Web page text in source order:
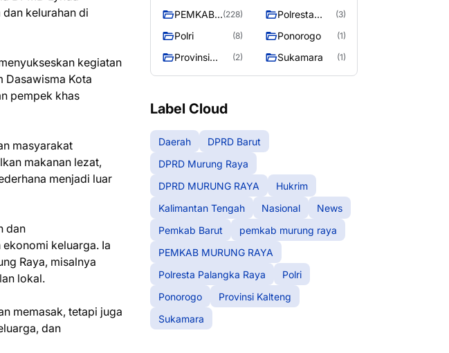
dan kelurahan di
kegiatan
Dasawisma Kota
pempek khas
masyarakat
makanan lezat,
menjadi luar
dan
keluarga. Ia
Raya, misalnya
lokal.
memasak, tetapi juga
dan
raya
PEMKAB
RAYA
(228)
Polresta
Raya
(3)
Polri (8) Ponorogo (1)
Provinsi
(2) Sukamara (1)
Label Cloud
Daerah
DPRD Barut
DPRD Murung Raya
DPRD MURUNG RAYA
Hukrim
Kalimantan Tengah
Nasional
News
Pemkab Barut
pemkab murung raya
PEMKAB MURUNG RAYA
Polresta Palangka Raya
Polri
Ponorogo
Provinsi Kalteng
Sukamara